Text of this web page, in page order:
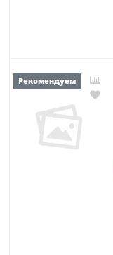
Рекомендуем